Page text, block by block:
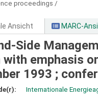
proceedings /
Ansicht MARC-
Side
with emphasis
1993 ;
Internationale